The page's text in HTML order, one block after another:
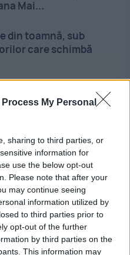
Process My Personal
sharing to third parties, or
information for
use the below opt-out
Please note that after your
may continue seeing
information utilized by
to third parties prior to
opt-out of the further
by third parties on the
This information may
Mai...
din toamnă, sub
care schimbă
multimedia, dedicată